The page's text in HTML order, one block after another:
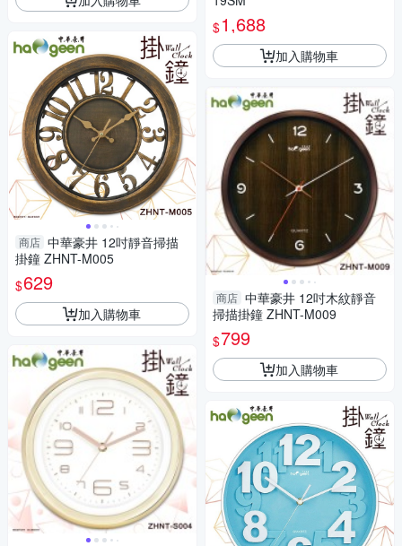
商店 中華豪井 12吋靜音掃描
掛鐘 ZHNT-M005
$629
加入購物車
$1,688
加入購物車
商店 中華豪井 12吋木紋靜音
掃描掛鐘 ZHNT-M009
$799
加入購物車